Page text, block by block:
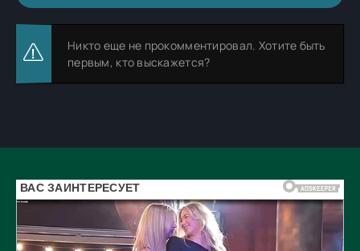
Никто еще не прокомментировал. Хотите быть
первым, кто выскажется?